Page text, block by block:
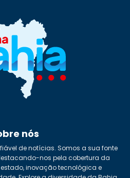
nós
de notícias. Somos a sua fonte
nos pela cobertura da
inovação tecnológica e